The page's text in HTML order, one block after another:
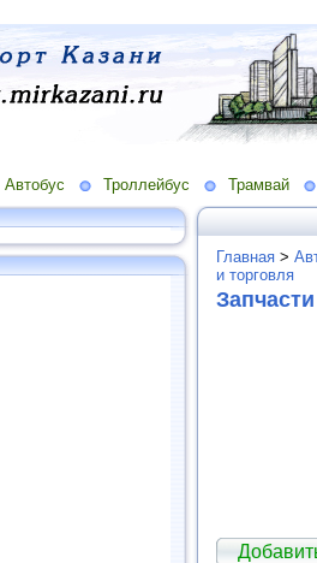
Автобус Троллейбус Трамвай
Главная >
и торговля